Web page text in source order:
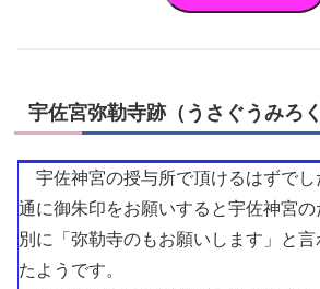
宇佐宮弥勒寺跡（うさぐうみろく
宇佐神宮の授与所で頂けるはずでし
通に御朱印をお願いすると宇佐神宮の
別に「弥勒寺のもお願いします」と
たようです。